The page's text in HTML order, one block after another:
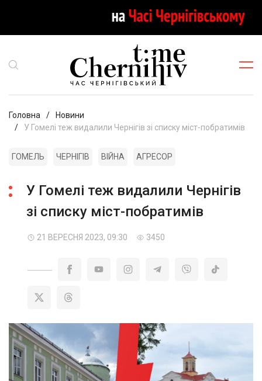
Головна
Новини
У Гомелі теж видалили Чернігів зі списку міст-побратимів
ГОМЕЛЬ ЧЕРНІГІВ ВІЙНА АГРЕСОР
У Гомелі теж видалили Чернігів
зі списку міст-побратимів
21 ВЕРЕСНЯ 2023, 09:30 3450